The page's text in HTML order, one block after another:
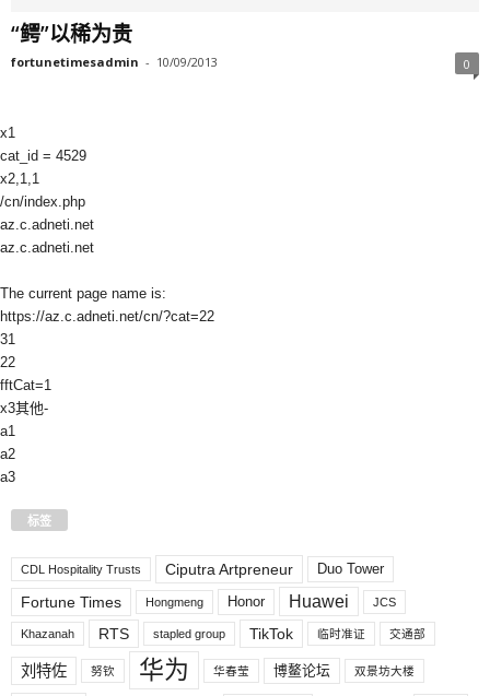
“鳄”以稀为贵
fortunetimesadmin - 10/09/2013 0
x1
cat_id = 4529
x2,1,1
/cn/index.php
az.c.adneti.net
az.c.adneti.net
The current page name is:
https://az.c.adneti.net/cn/?cat=22
31
22
fftCat=1
x3其他-
a1
a2
a3
标签
CDL Hospitality Trusts Ciputra Artpreneur Duo Tower
Fortune Times Hongmeng Honor Huawei JCS
Khazanah RTS stapled group TikTok 临时准证 交通部
刘特佐 努钦 华为 华春莹 博鳌论坛 双景坊大楼